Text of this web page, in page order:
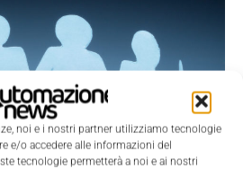
noi e i nostri partner utilizziamo tecnologie
e/o accedere alle informazioni del
tecnologie permetterà a noi e ai nostri